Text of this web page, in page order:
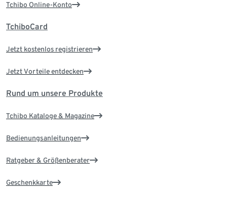
Tchibo Online-Konto
TchiboCard
Jetzt kostenlos registrieren
Jetzt Vorteile entdecken
Rund um unsere Produkte
Tchibo Kataloge & Magazine
Bedienungsanleitungen
Ratgeber & Größenberater
Geschenkkarte